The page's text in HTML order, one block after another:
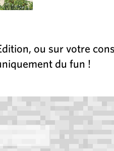
ou sur votre
du fun !